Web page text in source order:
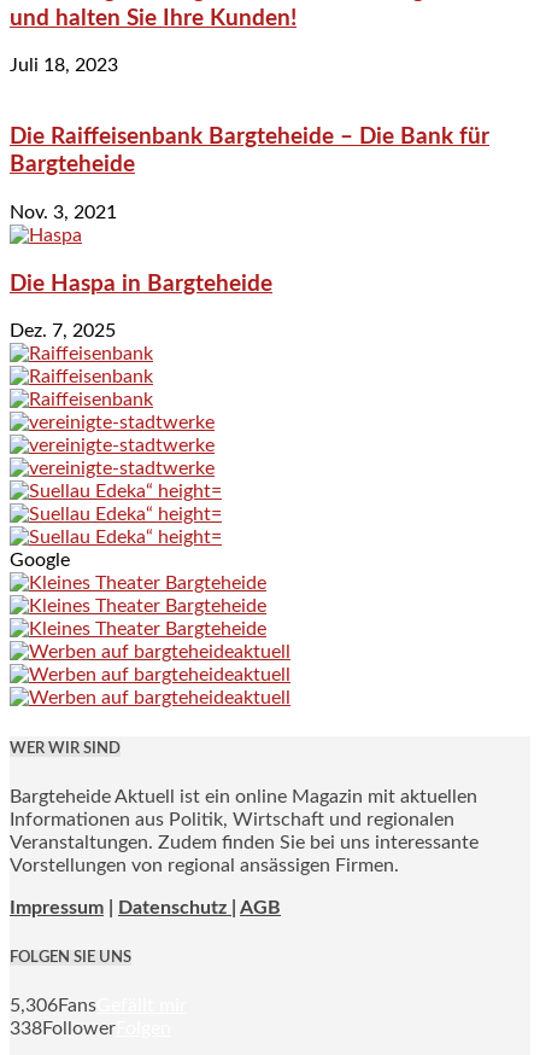
und halten Sie Ihre Kunden!
Juli 18, 2023
Die Raiffeisenbank Bargteheide – Die Bank für
Bargteheide
Nov. 3, 2021
Die Haspa in Bargteheide
Dez. 7, 2025
Google
WER WIR SIND
Bargteheide Aktuell ist ein online Magazin mit aktuellen
Informationen aus Politik, Wirtschaft und regionalen
Veranstaltungen. Zudem finden Sie bei uns interessante
Vorstellungen von regional ansässigen Firmen.
Impressum Datenschutz | AGB
FOLGEN SIE UNS
5,306Fans
338Follower